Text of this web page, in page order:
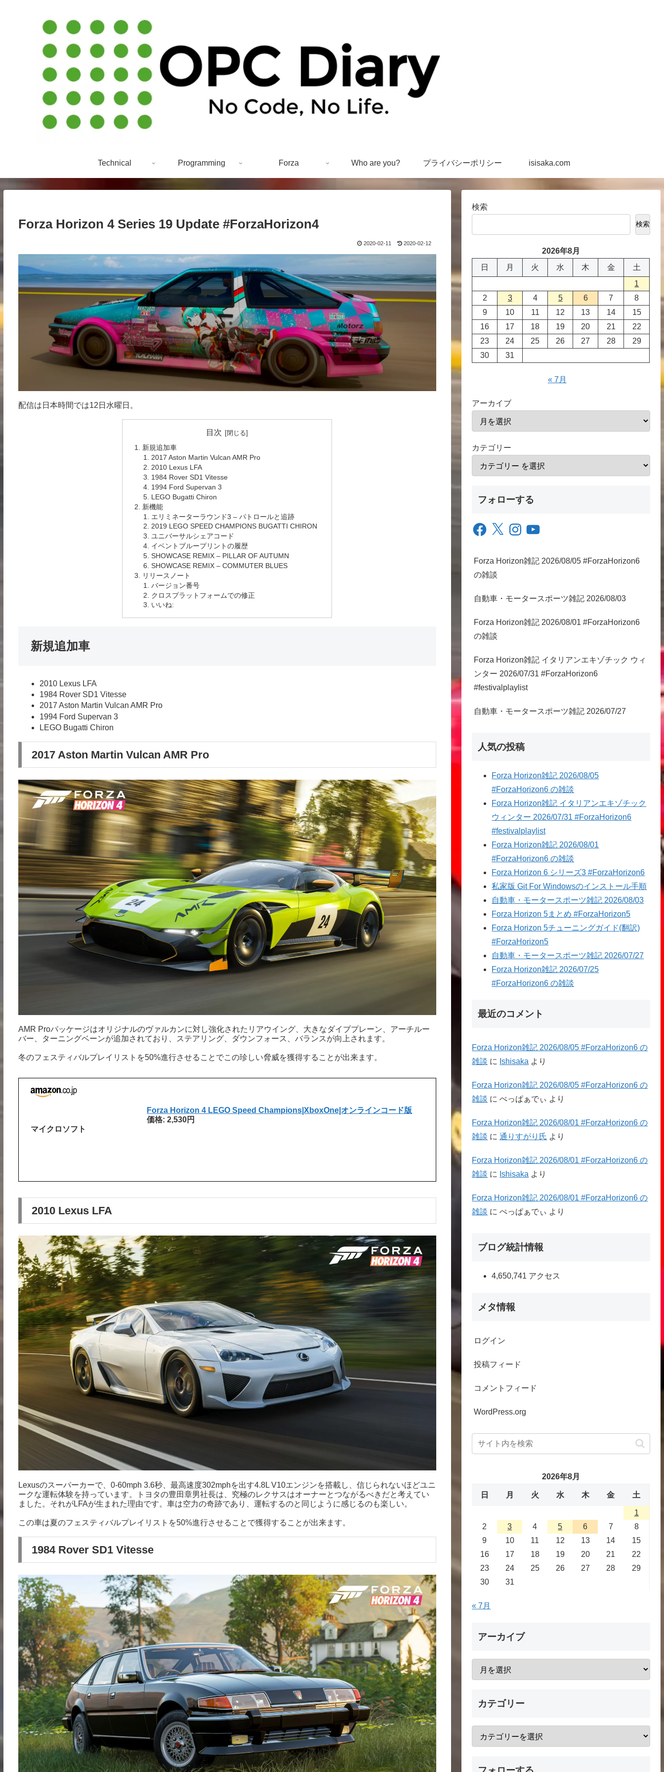
Technical Programming Forza Who are you? プライバシーポリシー isisaka.com
Forza Horizon 4 Series 19 Update #ForzaHorizon4
2020-02-11 2020-02-12
配信は日本時間では12日水曜日。
目次
新規追加車
2017 Aston Martin Vulcan AMR Pro
2010 Lexus LFA
1984 Rover SD1 Vitesse
1994 Ford Supervan 3
LEGO Bugatti Chiron
新機能
エリミネーターラウンド3 – パトロールと追跡
2019 LEGO SPEED CHAMPIONS BUGATTI CHIRON
ユニバーサルシェアコード
イベントブループリントの履歴
SHOWCASE REMIX – PILLAR OF AUTUMN
SHOWCASE REMIX – COMMUTER BLUES
リリースノート
バージョン番号
クロスプラットフォームでの修正
いいね:
新規追加車
2010 Lexus LFA
1984 Rover SD1 Vitesse
2017 Aston Martin Vulcan AMR Pro
1994 Ford Supervan 3
LEGO Bugatti Chiron
2017 Aston Martin Vulcan AMR Pro
AMR Proパッケージはオリジナルのヴァルカンに対し強化されたリアウイング、大きなダイブプレーン、アーチルー
バー、ターニングベーンが追加されており、ステアリング、ダウンフォース、バランスが向上されます。
冬のフェスティバルプレイリストを50%進行させることでこの珍しい脅威を獲得することが出来ます。
Forza Horizon 4 LEGO Speed Champions|XboxOne|オンラインコード版
価格: 2,530円
マイクロソフト
2010 Lexus LFA
Lexusのスーパーカーで、0-60mph 3.6秒、最高速度302mphを出す4.8L V10エンジンを搭載し、信じられないほどユニ
ークな運転体験を持っています。トヨタの豊田章男社長は、究極のレクサスはオーナーとつながるべきだと考えてい
ました。それがLFAが生まれた理由です。車は空力の奇跡であり、運転するのと同じように感じるのも楽しい。
この車は夏のフェスティバルプレイリストを50%進行させることで獲得することが出来ます。
1984 Rover SD1 Vitesse
検索
検索
2026年8月
日
月 火 水 木 金
土
1
2
3 4 5 6 7
8
9
10 11 12 13 14
15
16
17 18 19 20 21
22
23
24 25 26 27 28
29
30
31
« 7月
アーカイブ
カテゴリー
フォローする
Facebook
X InstagramYouTube
Forza Horizon雑記 2026/08/05 #ForzaHorizon6
の雑談
自動車・モータースポーツ雑記 2026/08/03
Forza Horizon雑記 2026/08/01 #ForzaHorizon6
の雑談
Forza Horizon雑記 イタリアンエキゾチック ウィ
ンター 2026/07/31 #ForzaHorizon6
#festivalplaylist
自動車・モータースポーツ雑記 2026/07/27
人気の投稿
Forza Horizon雑記 2026/08/05
#ForzaHorizon6 の雑談
Forza Horizon雑記 イタリアンエキゾチック
ウィンター 2026/07/31 #ForzaHorizon6
#festivalplaylist
Forza Horizon雑記 2026/08/01
#ForzaHorizon6 の雑談
Forza Horizon 6 シリーズ3 #ForzaHorizon6
私家版 Git For Windowsのインストール手順
自動車・モータースポーツ雑記 2026/08/03
Forza Horizon 5まとめ #ForzaHorizon5
Forza Horizon 5チューニングガイド(翻訳)
#ForzaHorizon5
自動車・モータースポーツ雑記 2026/07/27
Forza Horizon雑記 2026/07/25
#ForzaHorizon6 の雑談
最近のコメント
Forza Horizon雑記 2026/08/05 #ForzaHorizon6 の
雑談 に Ishisaka より
Forza Horizon雑記 2026/08/05 #ForzaHorizon6 の
雑談 にぺっぱぁでぃ より
Forza Horizon雑記 2026/08/01 #ForzaHorizon6 の
雑談 に通りすがり氏 より
Forza Horizon雑記 2026/08/01 #ForzaHorizon6 の
雑談 に Ishisaka より
Forza Horizon雑記 2026/08/01 #ForzaHorizon6 の
雑談 にぺっぱぁでぃ より
ブログ統計情報
4,650,741 アクセス
メタ情報
ログイン
投稿フィード
コメントフィード
WordPress.org
2026年8月
日 月 火 水 木 金 土
1
2
3 4 5 6 7
8
9
10 11 12 13 14
15
16
17 18 19 20 21
22
23
24 25 26 27 28
29
30
31
« 7月
アーカイブ
カテゴリー